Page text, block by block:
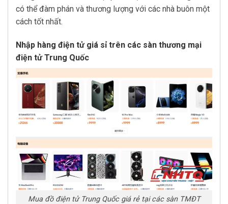
có thể đàm phán và thương lượng với các nhà buôn một
cách tốt nhất.
Nhập hàng điện tử giá sỉ trên các sàn thương mại
điện tử Trung Quốc
Mua đồ điện tử Trung Quốc giá rẻ tại các sàn TMĐT